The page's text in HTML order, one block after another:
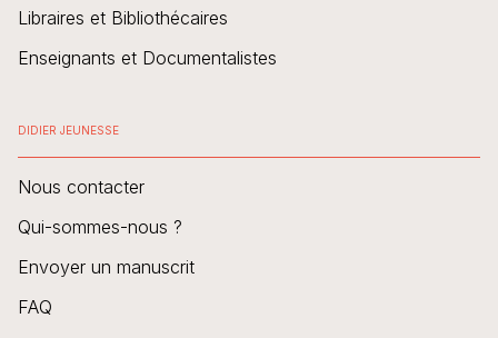
Libraires et Bibliothécaires
Enseignants et Documentalistes
DIDIER JEUNESSE
Nous contacter
Qui-sommes-nous ?
Envoyer un manuscrit
FAQ